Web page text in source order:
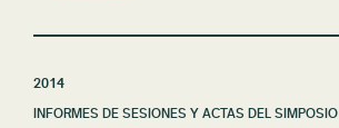
2014
INFORMES DE SESIONES Y ACTAS DEL SIMPOSIO